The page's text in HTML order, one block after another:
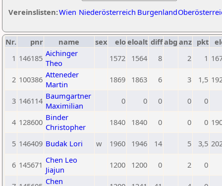
Vereinslisten:Wien Niederösterreich Burgenland
Nr. pnr name sex eloeloalt diffabg anz pkt
1 146185 Aichinger
Theo
1572 1564 8 2 1
2 100386 Atteneder
Martin
1869 1863 6 3 1,5
3 146114 Baumgartner
Maximilian
0 0 0 0 0
4 128600 Binder
Christopher
1840 1840 0 0 0
5 146409 Budak Lori w 1960 1946 14 5 3,5
6 145671 Chen Leo
Jiajun
1200 1200 0 2 0
Chen